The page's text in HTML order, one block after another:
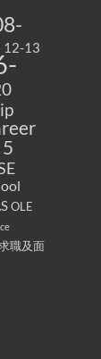
12-13
OLE
職及面